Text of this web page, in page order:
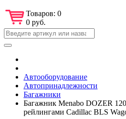
Товаров: 0
0 руб.
Автооборудование
Автопринадлежности
Багажники
Багажник Menabo DOZER
рейлингами Cadillac BLS